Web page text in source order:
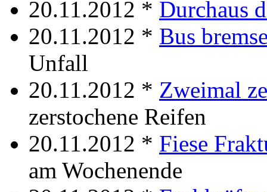
20.11.2012 * Durchaus
20.11.2012 * Bus
Unfall
20.11.2012 * Zweimal
zerstochene Reifen
20.11.2012 * Fiese
am Wochenende